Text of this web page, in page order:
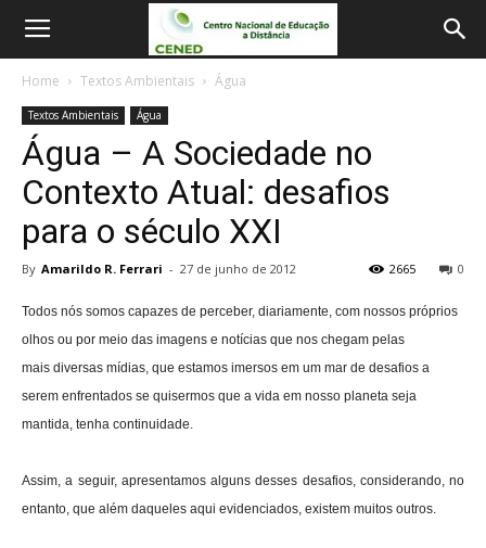
Home Textos Ambientais Água
Textos Ambientais Água
Água – A Sociedade no
Contexto Atual: desafios
para o século XXI
By Amarildo R. Ferrari - 27 de junho de 2012 0
2665
Todos nós somos capazes de perceber, diariamente, com nossos próprios
olhos ou por meio das imagens e notícias que nos chegam pelas
mais diversas mídias, que estamos imersos em um mar de desafios a
serem enfrentados se quisermos que a vida em nosso planeta seja
mantida, tenha continuidade.
Assim, a seguir, apresentamos alguns desses desafios, considerando, no
entanto, que além daqueles aqui evidenciados, existem muitos outros.